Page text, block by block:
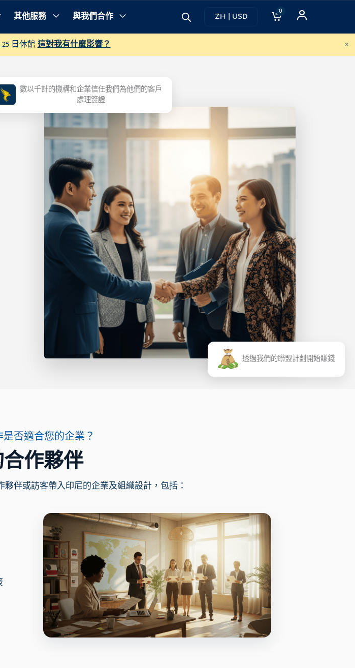
其他服務 與我們合作 ZH | USD
0
日休館 這對我有什麼影響？ ×
數以千計的機構和企業信任我們為他們的客戶
處理簽證
透過我們的聯盟計劃開始賺錢
否適合您的企業？
作夥伴
伴或訪客帶入印尼的企業及組織設計，包括：